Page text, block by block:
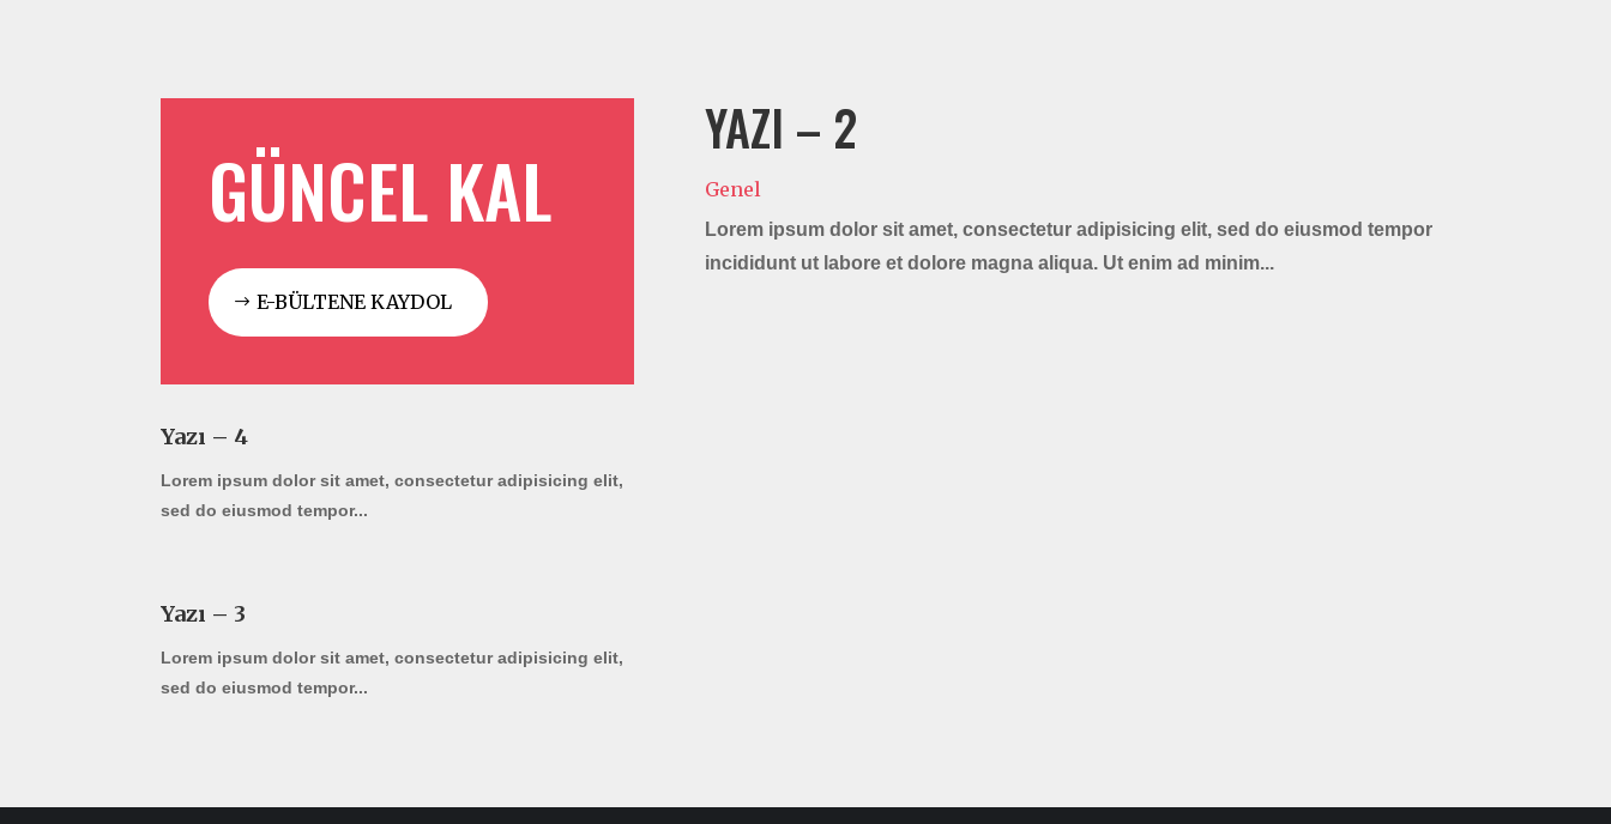
GÜNCEL KAL
E-BÜLTENE KAYDOL
Yazı – 4
Lorem ipsum dolor sit amet, consectetur adipisicing elit,
sed do eiusmod tempor...
Yazı – 3
Lorem ipsum dolor sit amet, consectetur adipisicing elit,
sed do eiusmod tempor...
YAZI – 2
Genel
Lorem ipsum dolor sit amet, consectetur adipisicing elit, sed do eiusmod tempor
incididunt ut labore et dolore magna aliqua. Ut enim ad minim...